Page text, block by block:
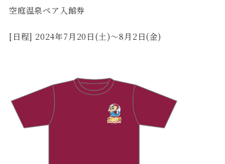
空庭温泉ペア入館券
[日程] 2024年7月20日(土)～8月2日(金)